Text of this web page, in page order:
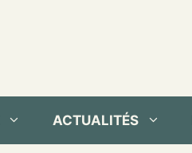
ACTUALITÉS